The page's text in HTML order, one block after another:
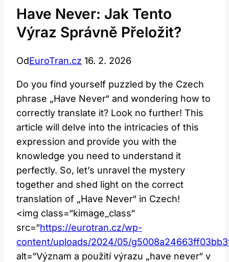
Have Never: Jak Tento
Výraz Správně Přeložit?
OdEuroTran.cz 16. 2. 2026
Do you find yourself puzzled by the Czech
phrase „Have Never“ and wondering how to
correctly translate it? Look no further! This
article will delve into the intricacies of this
expression and provide you with the
knowledge you need to understand it
perfectly. So, let’s unravel the mystery
together and shed light on the correct
translation of „Have Never“ in Czech!
<img class=“kimage_class“
src=“https://eurotran.cz/wp-
content/uploads/2024/05/
alt=“Význam a použití výrazu „have never“ v